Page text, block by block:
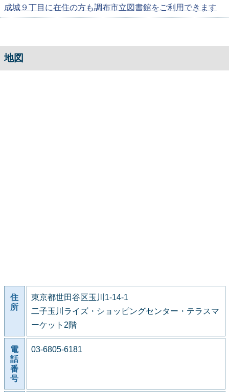
成城９丁目に在住の方も調布市立図書館をご利用できます
地図
住
所
東京都世田谷区玉川1-14-1
二子玉川ライズ・ショッピングセンター・テラスマ
ーケット2階
電
話
番
号
03-6805-6181